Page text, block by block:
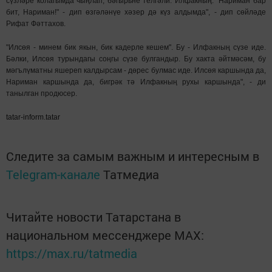
бит, Нариман!" - дип өзгәләнүе хәзер дә күз алдымда", - дип сөйләде
Рифат Фәттахов.
"Илсөя - минем бик якын, бик кадерле кешем". Бу - Илфакның сүзе иде.
Бәлки, Илсөя турындагы соңгы сүзе булгандыр. Бу хакта әйтмәсәм, бу
мәгълүматны яшереп калдырсам - дөрес булмас иде. Илсөя каршында да,
Нариман каршында да, бигрәк тә Илфакның рухы каршында", - ди
танылган продюсер.
tatar-inform.tatar
Следите за самым важным и интересным в
Telegram-канале Татмедиа
Читайте новости Татарстана в
национальном мессенджере MАХ:
https://max.ru/tatmedia